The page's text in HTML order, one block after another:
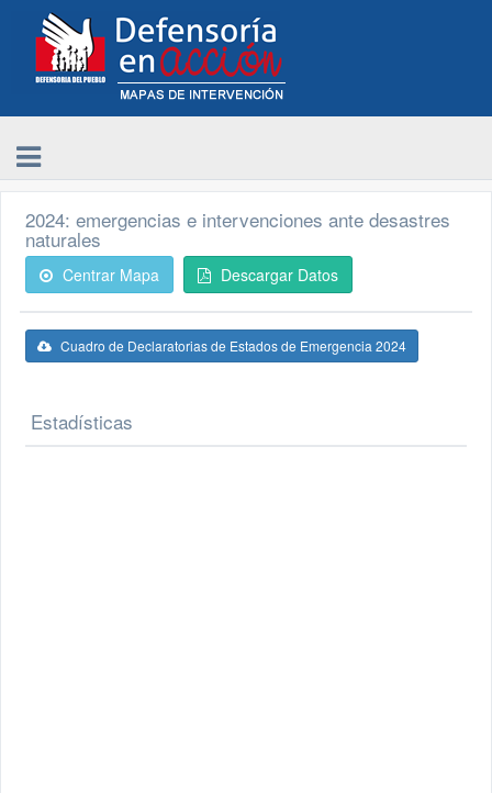
2024: emergencias e intervenciones ante desastres
naturales
Centrar Mapa Descargar Datos
Cuadro de Declaratorias de Estados de Emergencia 2024
Estadísticas